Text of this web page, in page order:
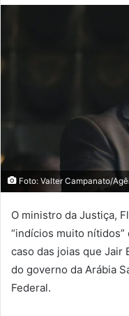
Foto: Valter Campanato/
O ministro da Justiça,
“indícios muito
caso das joias que Jair
do governo da Arábia
Federal.